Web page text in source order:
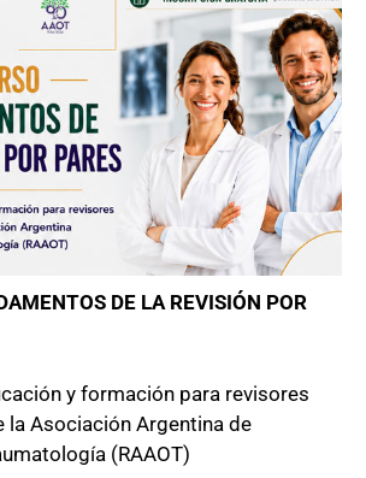
DE LA REVISIÓN POR
y formación para revisores
la Asociación Argentina de
(RAAOT)